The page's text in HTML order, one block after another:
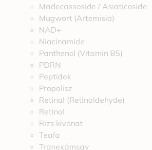
Madecassoside / Asiaticoside
Mugwort (Artemisia)
NAD+
Niacinamide
Panthenol (Vitamin B5)
PDRN
Peptidek
Propolisz
Retinal (Retinaldehyde)
Retinol
Rizs kivonat
Teafa
Tranexámsav